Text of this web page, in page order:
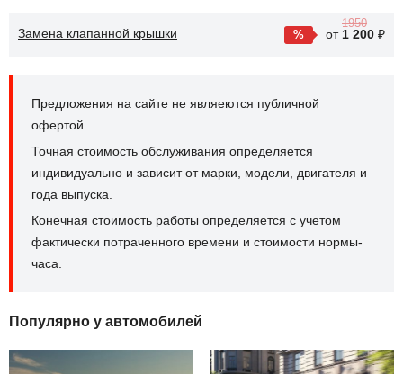
Замена клапанной крышки от
1950
1 200 ₽
Предложения на сайте не являеются публичной
офертой.
Точная стоимость обслуживания определяется
индивидуально и зависит от марки, модели, двигателя и
года выпуска.
Конечная стоимость работы определяется с учетом
фактически потраченного времени и стоимости нормы-
часа.
Популярно у автомобилей